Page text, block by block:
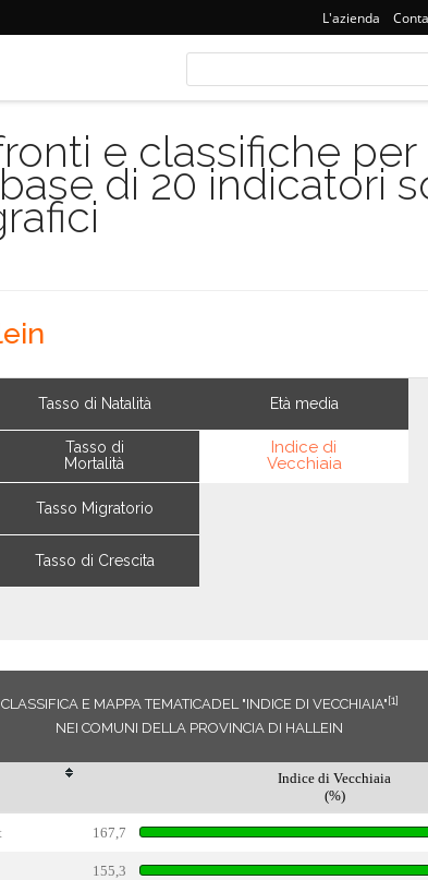
L'azienda
e classifiche per
di 20 indicatori
Tasso di Natalità
Tasso di
Mortalità
Tasso Migratorio
Tasso di Crescita
Età media
Indice di
Vecchiaia
CLASSIFICA E MAPPA TEMATICADEL "INDICE DI VECCHIAIA"[1]
NEI COMUNI DELLA PROVINCIA DI HALLEIN
Indice di Vecchiaia
(%)
167,7
155,3